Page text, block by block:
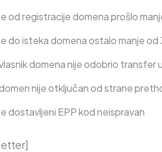
od registracije domena prošlo
do isteka domena ostalo manje od
domena nije odobrio transfer
nije otključan od strane
dostavljeni EPP kod neispravan